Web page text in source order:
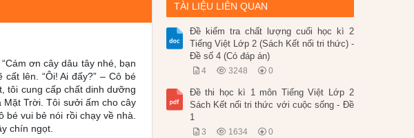
ơn cây dâu tây nhé, bạn
lên. “Ôi! Ai đấy?” – Cô bé
tôi cung cấp chất dinh dưỡng
Mặt Trời. Tôi sưởi ấm cho cây
bé vui bẻ nói rồi chạy về nhà.
chín ngọt.
TÀI LIỆU LIÊN QUAN
Đề kiểm tra chất lượng cuối học kì 2
Tiếng Việt Lớp 2 (Sách Kết nối tri thức) -
Đề số 4 (Có đáp án)
4 3248 0
Đề thi học kì 1 môn Tiếng Việt Lớp 2
Sách Kết nối tri thức với cuộc sống - Đề
1
3 1634 0